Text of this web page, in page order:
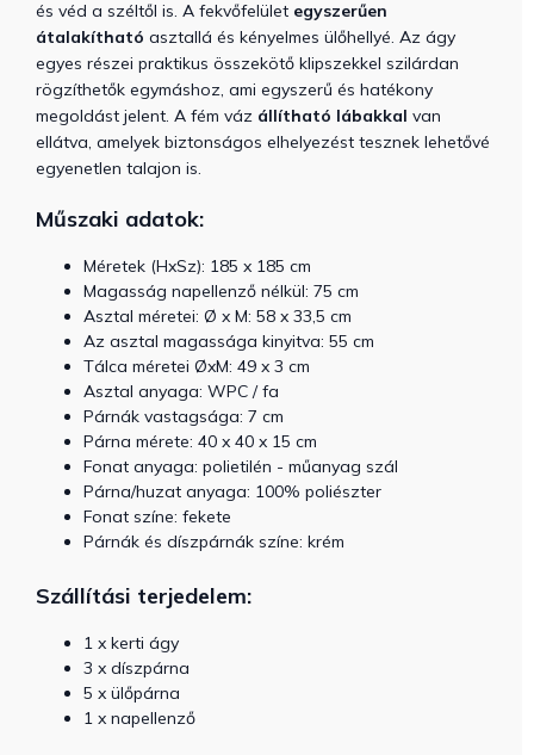
és véd a széltől is. A fekvőfelület egyszerűen
átalakítható asztallá és kényelmes ülőhellyé. Az ágy
egyes részei praktikus összekötő klipszekkel szilárdan
rögzíthetők egymáshoz, ami egyszerű és hatékony
megoldást jelent. A fém váz állítható lábakkal van
ellátva, amelyek biztonságos elhelyezést tesznek lehetővé
egyenetlen talajon is.
Műszaki adatok:
Méretek (HxSz): 185 x 185 cm
Magasság napellenző nélkül: 75 cm
Asztal méretei: Ø x M: 58 x 33,5 cm
Az asztal magassága kinyitva: 55 cm
Tálca méretei ØxM: 49 x 3 cm
Asztal anyaga: WPC / fa
Párnák vastagsága: 7 cm
Párna mérete: 40 x 40 x 15 cm
Fonat anyaga: polietilén - műanyag szál
Párna/huzat anyaga: 100% poliészter
Fonat színe: fekete
Párnák és díszpárnák színe: krém
Szállítási terjedelem:
1 x kerti ágy
3 x díszpárna
5 x ülőpárna
1 x napellenző